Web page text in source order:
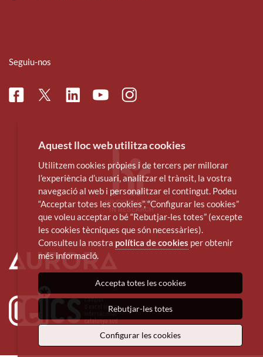
Seguiu-nos
FacebookTwitterLinkedinYoutubeInstagram
Aquest lloc web utilitza cookies
Utilitzem cookies pròpies i de tercers per millorar
l’experiència d’usuari, analitzar el trànsit, la vostra
navegació al web i personalitzar el contingut. Podeu
“Acceptar totes les cookies”, “Configurar les cookies”
que voleu acceptar o bé “Rebutjar-les totes” (excepte
les cookies tècniques que són necessàries).
Consulteu la nostra política de cookies per obtenir
més informació.
Accepta totes les cookies
Rebutjar-les totes
Configurar les cookies